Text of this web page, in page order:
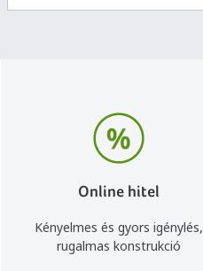
Online hitel
Kényelmes és gyors igénylés,
rugalmas konstrukció